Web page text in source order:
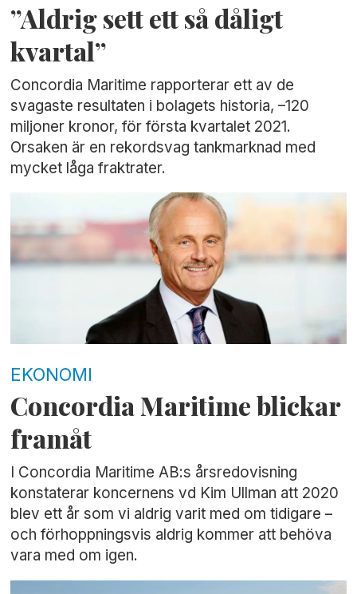
”Aldrig sett ett så dåligt
kvartal”
Concordia Maritime rapporterar ett av de
svagaste resultaten i bolagets historia, –120
miljoner kronor, för första kvartalet 2021.
Orsaken är en rekordsvag tankmarknad med
mycket låga fraktrater.
EKONOMI
Concordia Maritime blickar
framåt
I Concordia Maritime AB:s årsredovisning
konstaterar koncernens vd Kim Ullman att 2020
blev ett år som vi aldrig varit med om tidigare –
och förhoppningsvis aldrig kommer att behöva
vara med om igen.